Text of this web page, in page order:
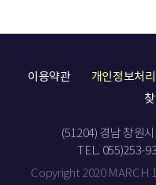
이용약관 개인정보처
(51204) 경남 창원
TEL. 055)253-
Copyright 2020 MARCH